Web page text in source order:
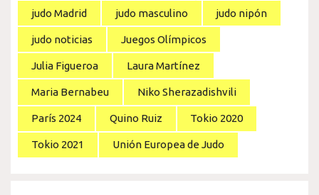
judo Madrid judo masculino judo nipón
judo noticias Juegos Olímpicos
Julia Figueroa Laura Martínez
Maria Bernabeu Niko Sherazadishvili
París 2024 Quino Ruiz Tokio 2020
Tokio 2021 Unión Europea de Judo